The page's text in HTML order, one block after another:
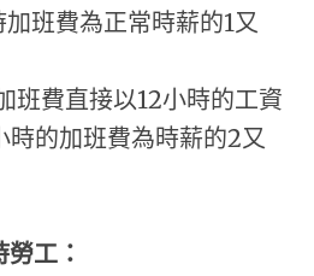
班費為正常時薪的1又
班費直接以12小時的工資
時的加班費為時薪的2又
勞工：